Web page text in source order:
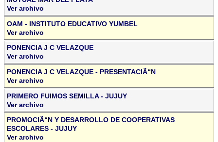
Ver archivo
OAM - INSTITUTO EDUCATIVO YUMBEL
Ver archivo
PONENCIA J C VELAZQUE
Ver archivo
PONENCIA J C VELAZQUE - PRESENTACIÃ“N
Ver archivo
PRIMERO FUIMOS SEMILLA - JUJUY
Ver archivo
PROMOCIÃ“N Y DESARROLLO DE COOPERATIVAS
ESCOLARES - JUJUY
Ver archivo